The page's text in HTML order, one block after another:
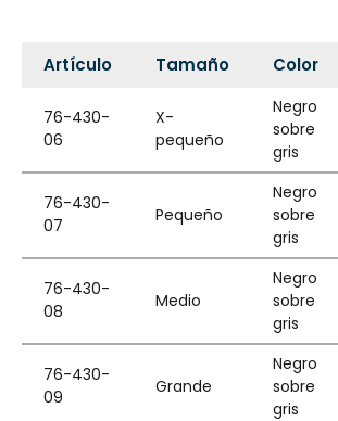
Artículo Tamaño Color
76-430-
06
X-
pequeño
Negro
sobre
gris
76-430-
07
Pequeño
Negro
sobre
gris
76-430-
08
Medio
Negro
sobre
gris
76-430-
09
Grande
Negro
sobre
gris